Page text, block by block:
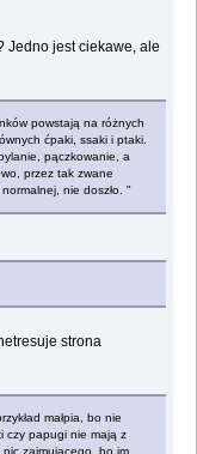
Jedno jest ciekawe, ale
powstają na różnych
ćpaki, ssaki i ptaki.
pączkowanie, a
przez tak zwane
nie doszło. "
strona
małpia, bo nie
czy papugi nie mają z